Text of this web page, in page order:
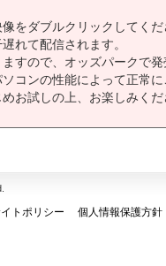
をダブルクリックしてく
れて配信されます。
すので、オッズパークで
コンの性能によって正常
お試しの上、お楽しみく
トポリシー
個人情報保護方針